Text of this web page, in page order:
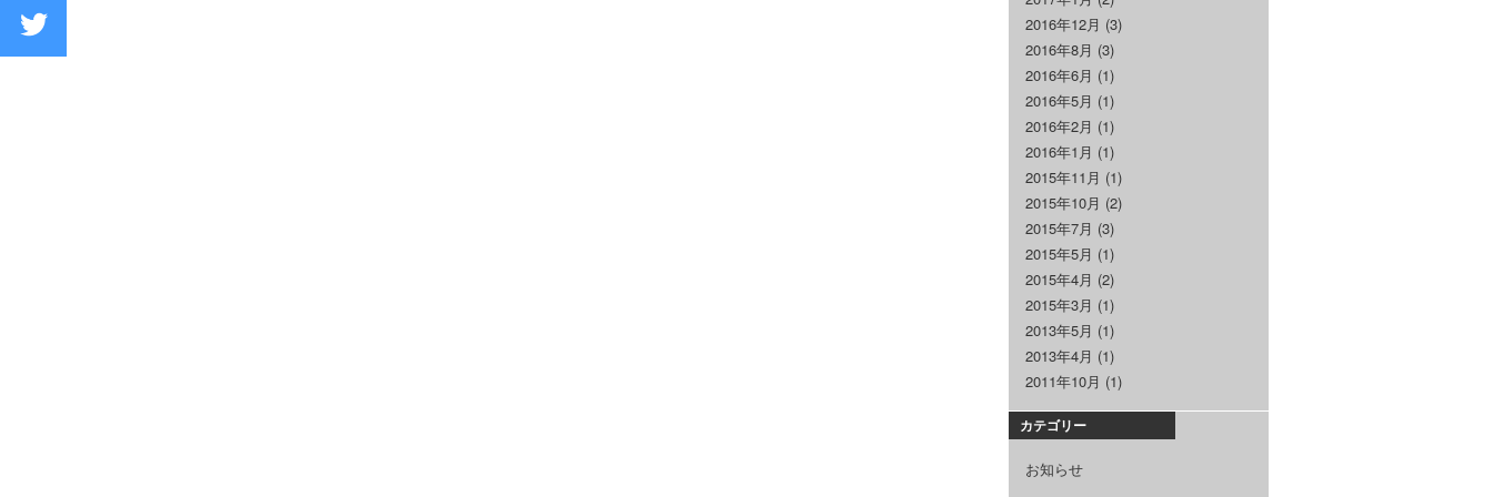
2016年12月 (3)
2016年8月 (3)
2016年6月 (1)
2016年5月 (1)
2016年2月 (1)
2016年1月 (1)
2015年11月 (1)
2015年10月 (2)
2015年7月 (3)
2015年5月 (1)
2015年4月 (2)
2015年3月 (1)
2013年5月 (1)
2013年4月 (1)
2011年10月 (1)
カテゴリー
お知らせ